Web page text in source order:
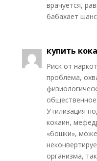
врачуется,
бабахает
купить
Риск от
проблема,
Утилизация
кокаин,
«бошки»,
организма,